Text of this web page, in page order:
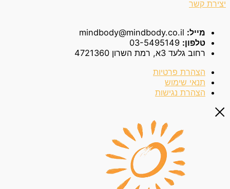
יצירת קשר
מייל:
טלפון:
רחוב גלעד 3א, רמת השרון 4721360
הצהרת פרטיות
תנאי שימוש
הצהרת נגישות